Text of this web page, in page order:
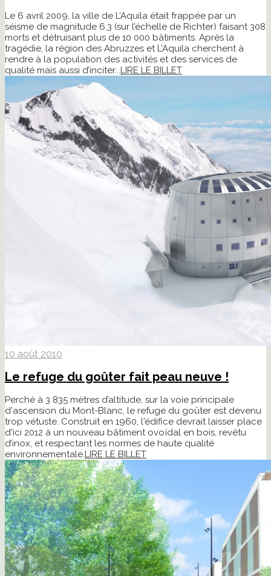
Le 6 avril 2009, la ville de L’Aquila était frappée par un
séisme de magnitude 6,3 (sur l’échelle de Richter) faisant 308
morts et détruisant plus de 10 000 bâtiments. Après la
tragédie, la région des Abruzzes et L’Aquila cherchent à
rendre à la population des activités et des services de
qualité mais aussi d’inciter...LIRE LE BILLET
10 août 2010
Le refuge du goûter fait peau neuve !
Perché à 3 835 mètres d’altitude, sur la voie principale
d'ascension du Mont-Blanc, le refuge du goûter est devenu
trop vétuste. Construit en 1960, l'édifice devrait laisser place
d'ici 2012 à un nouveau bâtiment ovoïdal en bois, revêtu
d’inox, et respectant les normes de haute qualité
environnementale.LIRE LE BILLET